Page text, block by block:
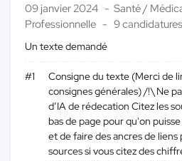
09 janvier 2024 Santé /
Professionnelle
9 candidatures
Un texte demandé
#1
Consigne du texte (Merci de
consignes générales) /!\ Ne
d’IA de rédecation Citez les
bas de page pour qu'on
et de faire des ancres de liens
sources si vous citez des